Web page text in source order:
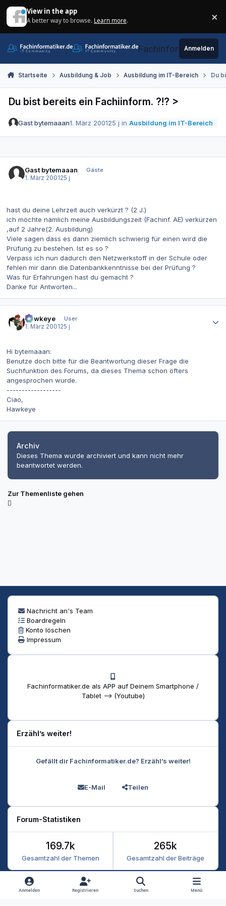
View in the app
A better way to browse. Learn more. ×
Fachinformatiker.de
Anmelden
Startseite Ausbildung & Job Ausbildung im IT-Bereich Du
Du bist bereits ein Fachiinform. ?!? >
Gast bytemaaan1. März 200125 j inAusbildung im IT-Bereich
Gast bytemaaan
Gäste
1. März 2001 25 j
hast du deine Lehrzeit auch verkürzt ? (2 J.)
ich möchte nämlich meine Ausbildungszeit (Fachinf. AE) verkürzen
,auf 2 Jahre(2. Ausbildung)
Viele sagen dass es dann ziemlich schwierig für einen wird die
Prüfung zu bestehen. Ist es so ?
Verpass ich nun dadurch den Netzwerkstoff in der Schule oder
fehlen mir dann die Datenbankkenntnisse bei der Prüfung ?
Was für Erfahrungen hast du gemacht ?
Danke für Antworten...
Hawkeye
User
1. März 200125 j
Hi bytemaaan:
Benutze doch bitte für die Beantwortung dieser Frage die
Suchfunktion des Forums, da dieses Thema schon öfters
angesprochen wurde.
------------------
Ciao,
Hawkeye
Archiv
Dieses Thema wurde archiviert und kann nicht mehr
beantwortet werden.
Zur Themenliste gehen
Nachricht an's Team
Boardregeln
Konto löschen
Impressum
Fachinformatiker.de als APP auf Deinem Smartphone /
Tablet --> (Youtube)
Erzähl’s weiter!
Gefällt dir Fachinformatiker.de? Erzähl’s weiter!
E-Mail Teilen
Forum-Statistiken
Gesamtzahl der Themen
169.7k
Gesamtzahl der Beiträge
265k
Heller Modus
Dunkler Modus
Systemeinstellung
Anmelden Registrieren Suchen Menü